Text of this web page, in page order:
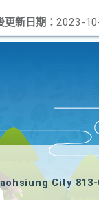
更新日期： 2023-
City 813-